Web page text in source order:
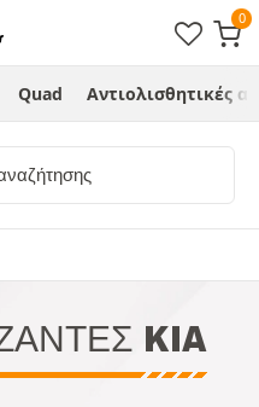
Quad Αντιολισθητικές
KIA